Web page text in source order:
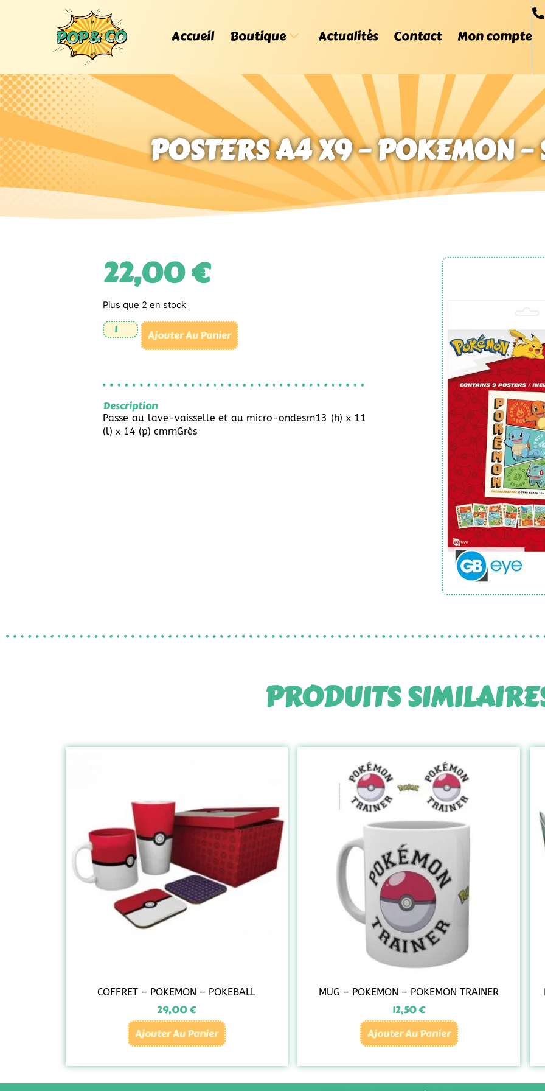
Accueil Boutique Actualités Contact Mon compte
POSTERS A4 X9 – POKEMON –
22,00€
Plus que 2 en stock
Ajouter Au Panier
Description
Passe au lave-vaisselle et au micro-ondesrn13 (h) x 11
(l) x 14 (p) cmrnGrès
PRODUITS
COFFRET – POKEMON – POKEBALL
29,00€
Ajouter Au Panier
MUG – POKEMON – POKEMON TRAINER
12,50€
Ajouter Au Panier